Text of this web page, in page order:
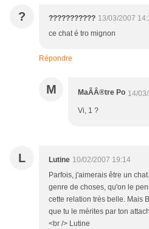
? ??????????? 13/03/2007
ce chat é tro mignon
Répondre
M MaÃÂ®tre Po 14/
Vi, 1 ?
L Lutine 10/02/2007 19:14
Parfois, j'aimerais être un
genre de choses, qu'on le
cette relation très belle. Mais
que tu le mérites par ton
<br /> Lutine